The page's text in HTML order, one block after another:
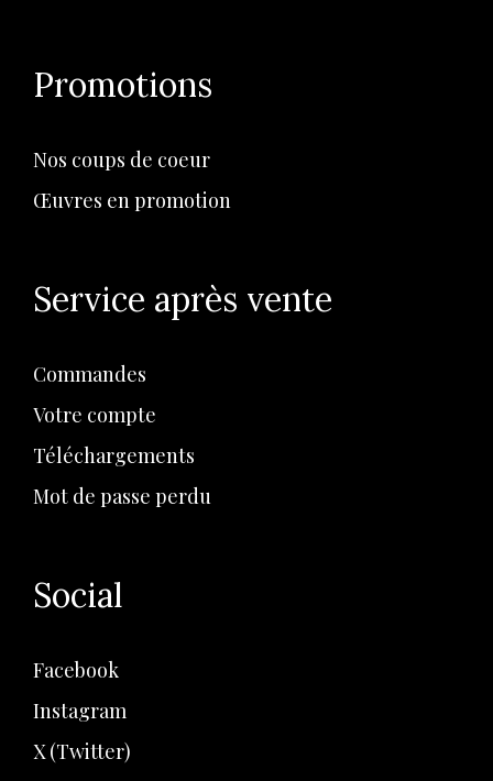
Promotions
Nos coups de coeur
Œuvres en promotion
Service après vente
Commandes
Votre compte
Téléchargements
Mot de passe perdu
Social
Facebook
Instagram
X (Twitter)